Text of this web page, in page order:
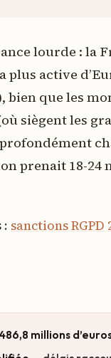
lourde : la
active
bien que les
siègent les
prenait 18-24
: sanctions RGPD
millions